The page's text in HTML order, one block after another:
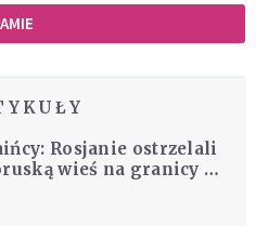
Rosjanie ostrzelali
wieś na granicy z